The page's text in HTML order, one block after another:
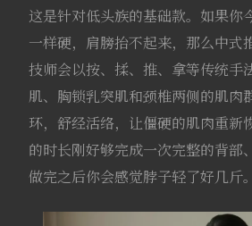
这是针对低头族的基础款。如果你
一样硬，肩膀抬不起来，那么中式
技师会以按、揉、推、拿等传统手
肌、胸锁乳突肌和颈椎两侧的肌肉
环，舒经活络，让僵硬的肌肉重新
的时长刚好够完成一次完整的背部
做完之后你会感觉脖子轻了好几斤。